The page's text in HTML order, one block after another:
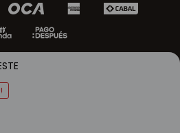
Rut 213720560017